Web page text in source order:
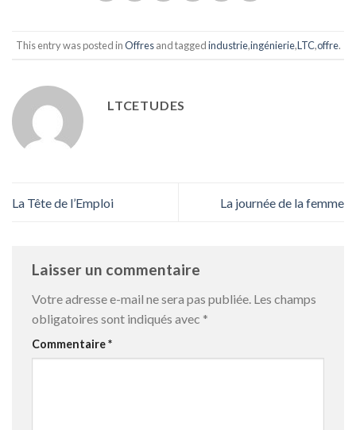
This entry was posted inOffresand taggedindustrie,ingénierie,LTC,offre.
LTCETUDES
La Tête de l’Emploi La journée de la femme
Laisser un commentaire
Votre adresse e-mail ne sera pas publiée. Les champs
obligatoires sont indiqués avec *
Commentaire*